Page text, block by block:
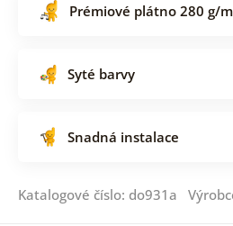
Prémiové plátno 280 g/
Syté barvy
Snadná instalace
Katalogové číslo: do931a